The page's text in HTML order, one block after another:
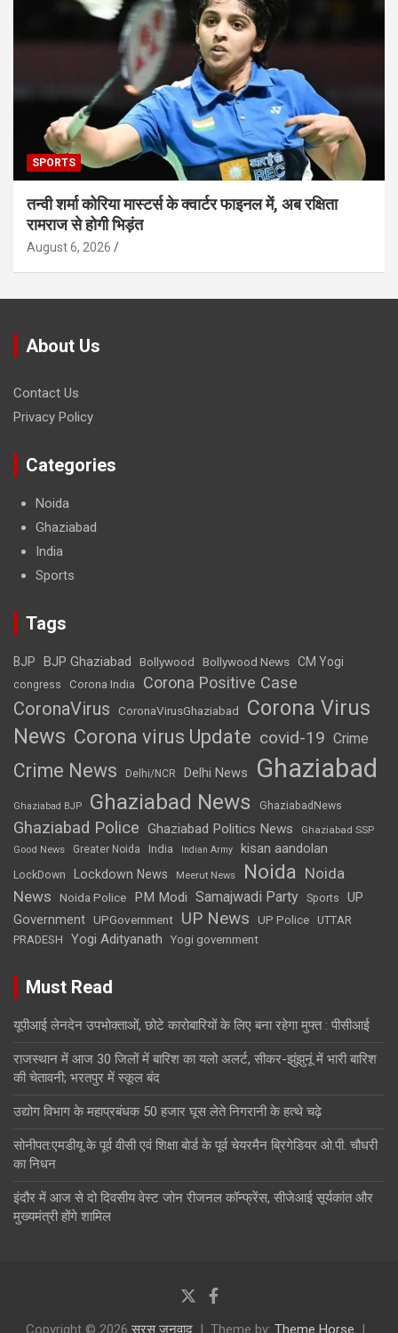
SPORTS
तन्वी शर्मा कोरिया मास्टर्स के क्वार्टर फाइनल में, अब रक्षिता
रामराज से होगी भिड़ंत
August 6, 2026
About Us
Contact Us
Privacy Policy
Categories
Noida
Ghaziabad
India
Sports
Tags
BJP BJP Ghaziabad Bollywood Bollywood News CM Yogi
congress Corona India Corona Positive Case
CoronaVirus CoronaVirusGhaziabad
Corona Virus
News Corona virus Update covid-19 Crime
Crime News Delhi/NCR Delhi News Ghaziabad
Ghaziabad BJP Ghaziabad News GhaziabadNews
Ghaziabad Police Ghaziabad Politics News Ghaziabad SSP
Good News Greater Noida India Indian Army kisan aandolan
LockDown Lockdown News Meerut News Noida Noida
News
Noida Police PM Modi Samajwadi Party Sports
UP
Government UPGovernment UP News UP Police
UTTAR
PRADESH
Yogi Adityanath Yogi government
Must Read
यूपीआई लेनदेन उपभोक्ताओं, छोटे कारोबारियों के लिए बना रहेगा मुफ्त : पीसीआई
राजस्थान में आज 30 जिलों में बारिश का यलो अलर्ट, सीकर-झुंझुनूं में भारी बारिश
की चेतावनी; भरतपुर में स्कूल बंद
उद्योग विभाग के महाप्रबंधक 50 हजार घूस लेते निगरानी के हत्थे चढ़े
सोनीपत:एमडीयू के पूर्व वीसी एवं शिक्षा बाेर्ड के पूर्व चेयरमैन ब्रिगेडियर ओ.पी. चौधरी
का निधन
इंदौर में आज से दो दिवसीय वेस्ट जोन रीजनल कॉन्फ्रेंस, सीजेआई सूर्यकांत और
मुख्यमंत्री होंगे शामिल
Copyright © 2026 सरस जनवाद Theme by: Theme Horse